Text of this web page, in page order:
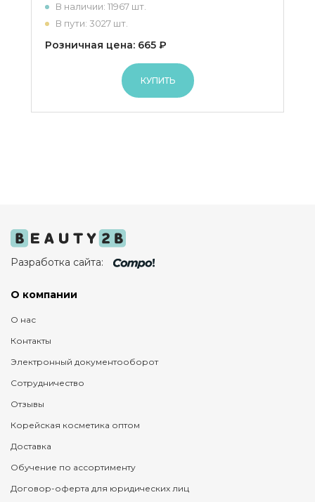
В наличии: 11967 шт.
В пути: 3027 шт.
Розничная цена: 665 ₽
КУПИТЬ
Разработка сайта:
О компании
О нас
Контакты
Электронный документооборот
Сотрудничество
Отзывы
Корейская косметика оптом
Доставка
Обучение по ассортименту
Договор-оферта для юридических лиц